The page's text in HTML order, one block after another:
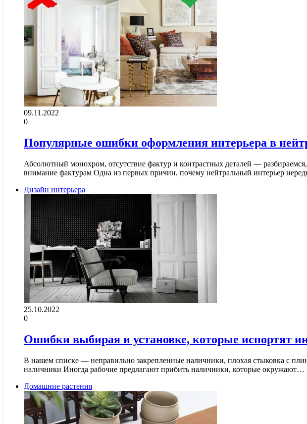
09.11.2022
0
Популярные ошибки оформления интерьера в
Абсолютный монохром, отсутствие фактур и контрастных деталей —
внимание фактурам Одна из первых причин, почему нейтральный интерьер
Дизайн интерьера
25.10.2022
0
Ошибки выбирая и установке, которые испортят
В нашем списке — неправильно закрепленные наличники, плохая стыковка с
наличники Иногда рабочие предлагают прибить наличники, которые окружают…
Домашние растения